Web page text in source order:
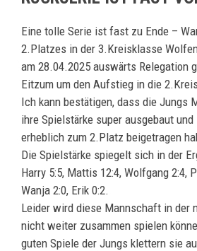
Eine tolle Serie ist fast zu Ende –
2.Platzes in der 3.Kreisklasse
am 28.04.2025 auswärts Relegation
Eitzum um den Aufstieg in die
Ich kann bestätigen, dass die Jungs
ihre Spielstärke super ausgebaut und
erheblich zum 2.Platz beigetragen
Die Spielstärke spiegelt sich in der
Harry 5:5, Mattis 12:4, Wolfgang 2:4,
Wanja 2:0, Erik 0:2.
Leider wird diese Mannschaft in der
nicht weiter zusammen spielen
guten Spiele der Jungs klettern sie